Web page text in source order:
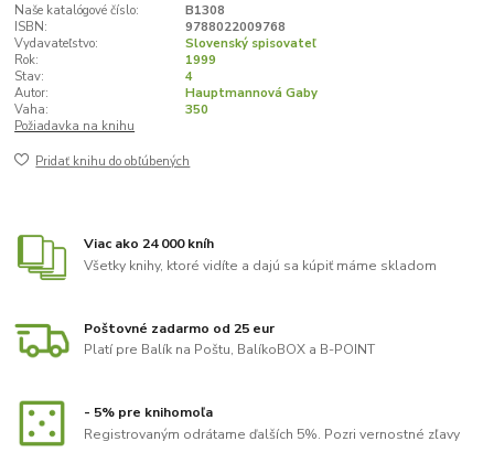
Naše katalógové číslo:
B1308
ISBN:
9788022009768
Vydavateľstvo:
Slovenský spisovateľ
Rok:
1999
Stav:
4
Autor:
Hauptmannová Gaby
Vaha:
350
Požiadavka na knihu
Pridať knihu do obľúbených
Viac ako 24 000 kníh
Všetky knihy, ktoré vidíte a dajú sa kúpiť máme skladom
Poštovné zadarmo od 25 eur
Platí pre Balík na Poštu, BalíkoBOX a B-POINT
- 5% pre knihomoľa
Registrovaným odrátame ďalších 5%. Pozri vernostné zľavy